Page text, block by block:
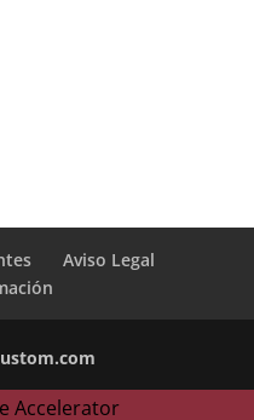
Aviso Legal
Accelerator